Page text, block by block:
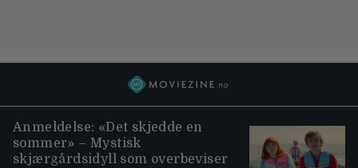
Anmeldelse: «Det skjedde en
sommer» – Mystisk
skjærgårdsidyll som overbeviser